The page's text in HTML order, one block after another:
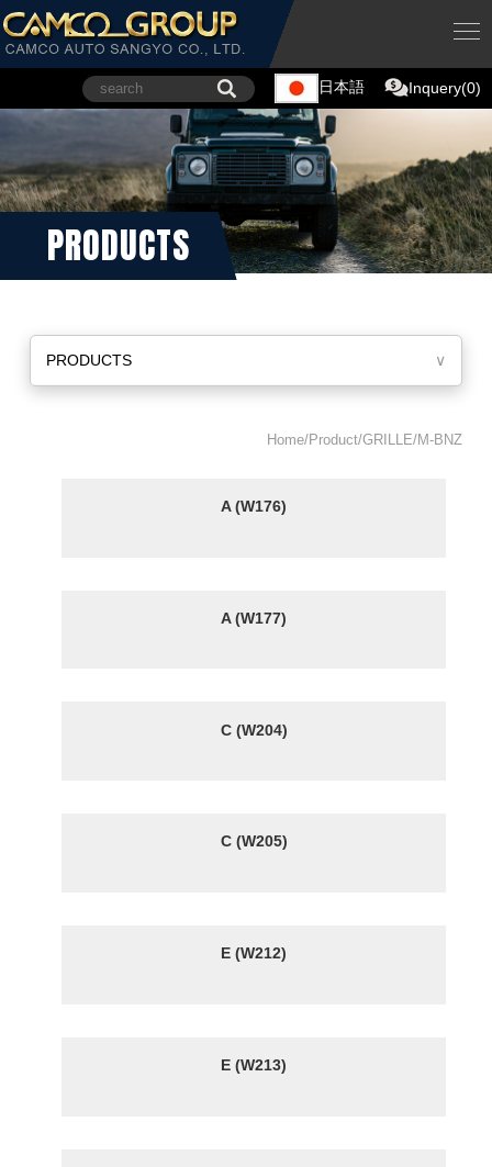
日本語 Inquery(0)
PRODUCTS
PRODUCTS ∨
Home/Product/GRILLE/M-BNZ
A (W176)
A (W177)
C (W204)
C (W205)
E (W212)
E (W213)